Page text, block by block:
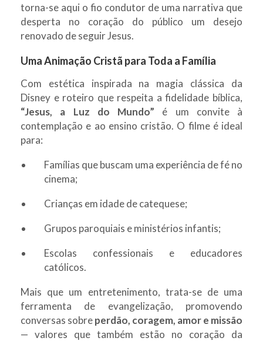
torna-se aqui o fio condutor de uma narrativa que
desperta no coração do público um desejo
renovado de seguir Jesus.
Uma Animação Cristã para Toda a Família
Com estética inspirada na magia clássica da
Disney e roteiro que respeita a fidelidade bíblica,
“Jesus, a Luz do Mundo” é um convite à
contemplação e ao ensino cristão. O filme é ideal
para:
Famílias que buscam uma experiência de fé no
cinema;
Crianças em idade de catequese;
Grupos paroquiais e ministérios infantis;
Escolas confessionais e educadores
católicos.
Mais que um entretenimento, trata-se de uma
ferramenta de evangelização, promovendo
conversas sobreperdão, coragem, amor e missão
— valores que também estão no coração da